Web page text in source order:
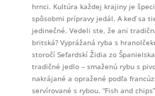
hrnci. Kultúra každej krajiny je
spôsobmi prípravy jedál. A keď sa
jedinečné. Vedeli ste, že ani
britská? Vyprážaná ryba s
storočí Sefardskí Židia zo
tradičné jedlo – smaženú rybu s
nakrájané a opražené podľa
servírované s rybou. “Fish and